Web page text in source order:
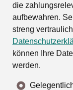
die
aufbewahren.
streng
können Ihre
werden.